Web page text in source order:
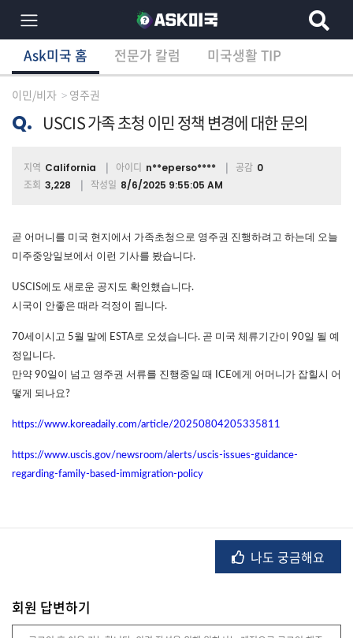
×
분
별
상
담
체
이
민/
비
자
률
머
니/
Ask미국 홈 전문가 칼럼 미국생활 TIP
Ask미국 홈 전문가 칼럼 미국생활 TIP
이민/비자 영주권
Q. USCIS 가족 초청 이민 정책 변경에 대한 문의
지역 California 아이디 n**eperso**** 공감 0
조회 3,228 작성일 8/6/2025 9:55:05 AM
곧 어머니를 미국 현지에서 가족초청으로 영주권 진행하려고 하는데 오늘
미주중앙일보에서 이런 기사를 봤습니다.
USCIS에도 새로운 공지도 확인했습니다.
시국이 안좋은 때라 걱정이 됩니다.
70세이시고 5월 말에 ESTA로 오셨습니다. 곧 미국 체류기간이 90일 될 예
정입니다.
만약 90일이 넘고 영주권 서류를 진행중일 때 ICE에게 어머니가 잡힐시 어
떻게 되나요?
https://www.koreadaily.com/article/20250804205335811
https://www.uscis.gov/newsroom/alerts/uscis-issues-guidance-
regarding-family-based-immigration-policy
나도 궁금해요
회원 답변하기